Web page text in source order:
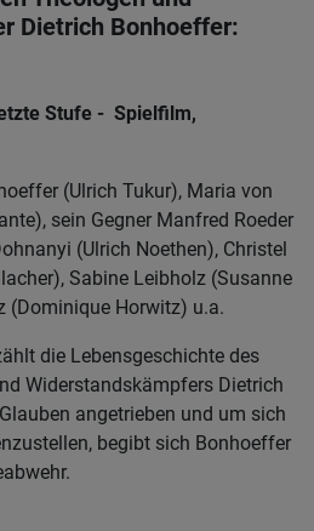
Dietrich Bonhoeffer:
Stufe - Spielfilm,
(Ulrich Tukur), Maria von
sein Gegner Manfred Roeder
(Ulrich Noethen), Christel
Sabine Leibholz (Susanne
(Dominique Horwitz) u.a.
die Lebensgeschichte des
Widerstandskämpfers Dietrich
angetrieben und um sich
begibt sich Bonhoeffer